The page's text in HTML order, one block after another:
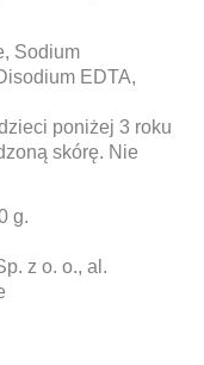
Sodium
EDTA,
poniżej 3 roku
skórę. Nie
g.
z o. o., al.